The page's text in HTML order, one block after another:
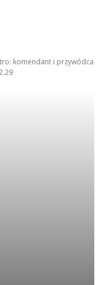
komendant i przywódca